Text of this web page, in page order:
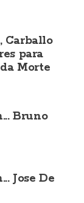
Carballo
para
Morte
Bruno
Jose De